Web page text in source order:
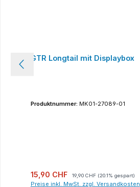
GTR Longtail mit Displaybox
Produktnummer: MK01-27089-01
Verkaufspreis:
15,90 CHF Regulärer Preis:
19,90 CHF (20.1% gespart)
Preise inkl. MwSt. zzgl. Versandkosten